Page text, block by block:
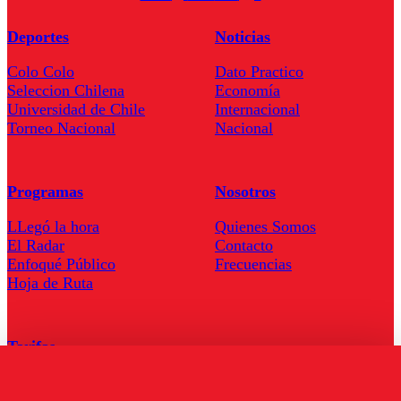
Deportes
Colo Colo
Seleccion Chilena
Universidad de Chile
Torneo Nacional
Noticias
Dato Practico
Economía
Internacional
Nacional
Programas
LLegó la hora
El Radar
Enfoqué Público
Hoja de Ruta
Nosotros
Quienes Somos
Contacto
Frecuencias
Tarifas